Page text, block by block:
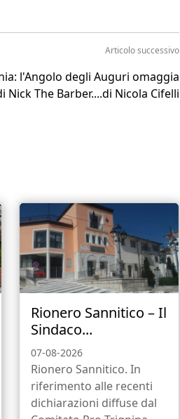
Articolo successivo
l'Angolo degli Auguri omaggia
Nick The Barber....di Nicola Cifelli
Rionero Sannitico – Il
Sindaco...
07-08-2026
Rionero Sannitico. In
riferimento alle recenti
dichiarazioni diffuse dal